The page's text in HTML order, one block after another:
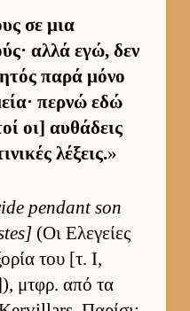
σε μια
αλλά εγώ, δεν
παρά μόνο
περνώ εδώ
οι] αυ­θάδεις
λέξεις.»
pendant son
(Οι Ελεγείες
του [τ. Ι,
μτ­φρ. από τα